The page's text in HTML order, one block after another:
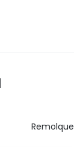
Remolque